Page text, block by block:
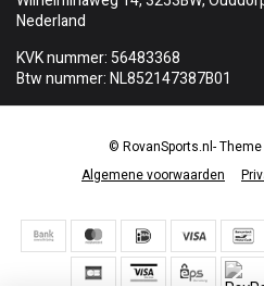
Nederland
KVK nummer: 56483368
Btw nummer: NL852147387B01
Algemene voorwaarden
© RovanSports.nl-